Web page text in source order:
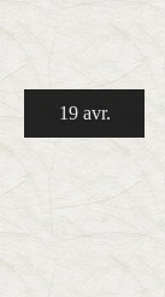
19 avr.